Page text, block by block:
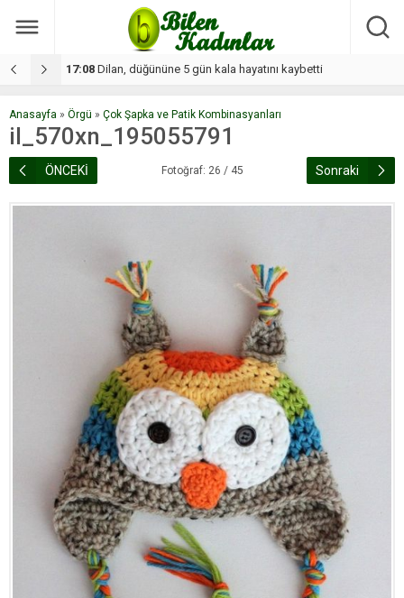
17:08 Dilan, düğününe 5 gün kala hayatını kaybetti
Anasayfa » Örgü » Çok Şapka ve Patik Kombinasyanları
il_570xn_195055791
ÖNCEKİ Fotoğraf: 26 / 45 Sonraki